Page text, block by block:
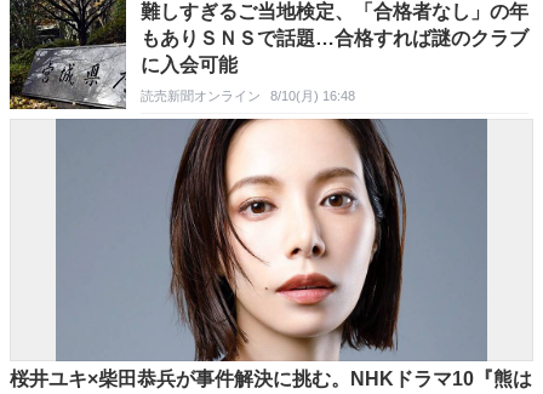
難しすぎるご当地検定、「合格者なし」の年
もありＳＮＳで話題…合格すれば謎のクラブ
に入会可能
読売新聞オンライン 8/10(月) 16:48
桜井ユキ×柴田恭兵が事件解決に挑む。NHKドラマ10『熊は